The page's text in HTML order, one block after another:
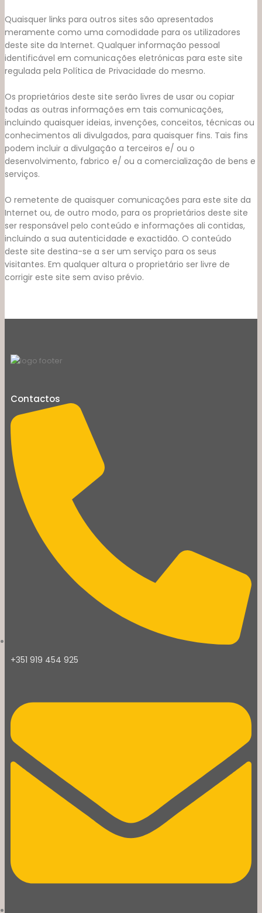
Quaisquer links para outros sites são apresentados
meramente como uma comodidade para os utilizadores
deste site da Internet. Qualquer informação pessoal
identificável em comunicações eletrónicas para este site
regulada pela Polí­tica de Privacidade do mesmo.
Os proprietários deste site serão livres de usar ou copiar
todas as outras informações em tais comunicações,
incluindo quaisquer ideias, invenções, conceitos, técnicas ou
conhecimentos ali divulgados, para quaisquer fins. Tais fins
podem incluir a divulgação a terceiros e/ ou o
desenvolvimento, fabrico e/ ou a comercialização de bens e
serviços.
O remetente de quaisquer comunicações para este site da
Internet ou, de outro modo, para os proprietários deste site
ser responsável pelo conteúdo e informações ali contidas,
incluindo a sua autenticidade e exactidão. O conteúdo
deste site destina-se a ser um serviço para os seus
visitantes. Em qualquer altura o proprietário ser livre de
corrigir este site sem aviso prévio.
Contactos
+351 919 454 925